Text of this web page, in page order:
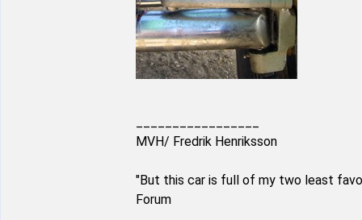
MVH/ Fredrik Henriksson
"But this car is full of my two least
Forum